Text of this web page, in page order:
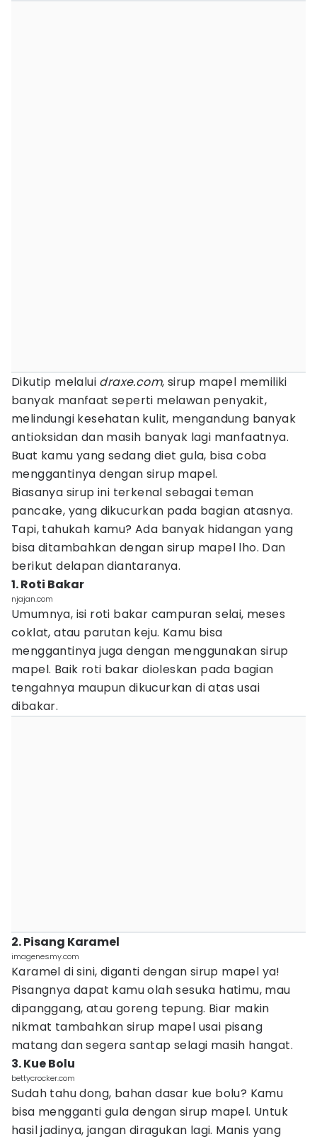
Dikutip melalui draxe.com, sirup mapel memiliki
banyak manfaat seperti melawan penyakit,
melindungi kesehatan kulit, mengandung banyak
antioksidan dan masih banyak lagi manfaatnya.
Buat kamu yang sedang diet gula, bisa coba
menggantinya dengan sirup mapel.
Biasanya sirup ini terkenal sebagai teman
pancake, yang dikucurkan pada bagian atasnya.
Tapi, tahukah kamu? Ada banyak hidangan yang
bisa ditambahkan dengan sirup mapel lho. Dan
berikut delapan diantaranya.
1. Roti Bakar
njajan.com
Umumnya, isi roti bakar campuran selai, meses
coklat, atau parutan keju. Kamu bisa
menggantinya juga dengan menggunakan sirup
mapel. Baik roti bakar dioleskan pada bagian
tengahnya maupun dikucurkan di atas usai
dibakar.
2. Pisang Karamel
imagenesmy.com
Karamel di sini, diganti dengan sirup mapel ya!
Pisangnya dapat kamu olah sesuka hatimu, mau
dipanggang, atau goreng tepung. Biar makin
nikmat tambahkan sirup mapel usai pisang
matang dan segera santap selagi masih hangat.
3. Kue Bolu
bettycrocker.com
Sudah tahu dong, bahan dasar kue bolu? Kamu
bisa mengganti gula dengan sirup mapel. Untuk
hasil jadinya, jangan diragukan lagi. Manis yang